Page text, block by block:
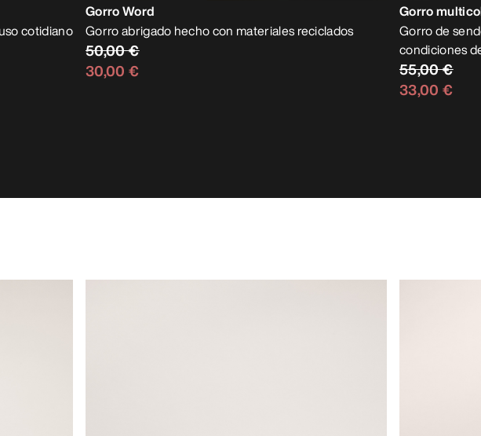
cotidiano
Gorro Word
Gorro abrigado hecho con materiales reciclados
50,00 €
30,00 €
Gorro
Gorro de
condiciones
55,00 €
33,00 €